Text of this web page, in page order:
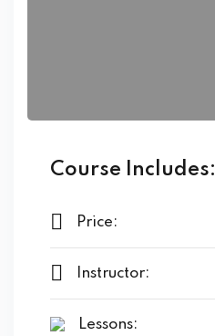
Course Includes:
Price:
Instructor:
Lessons: